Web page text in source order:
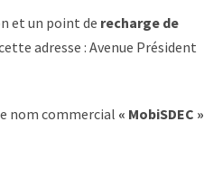
et un point de recharge de
adresse : Avenue Président
nom commercial « MobiSDEC »